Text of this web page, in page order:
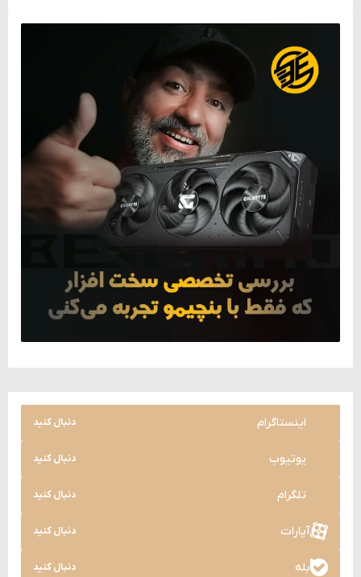
اینستاگرام دنبال کنید
یوتیوب دنبال کنید
تلگرام دنبال کنید
آپارات دنبال کنید
بله دنبال کنید